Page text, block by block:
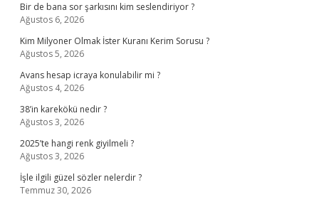
Bir de bana sor şarkısını kim seslendiriyor ?
Ağustos 6, 2026
Kim Milyoner Olmak İster Kuranı Kerim Sorusu ?
Ağustos 5, 2026
Avans hesap icraya konulabilir mi ?
Ağustos 4, 2026
38’in karekökü nedir ?
Ağustos 3, 2026
2025’te hangi renk giyilmeli ?
Ağustos 3, 2026
İşle ilgili güzel sözler nelerdir ?
Temmuz 30, 2026